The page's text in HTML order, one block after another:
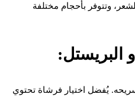
وتتوفر بأحجام مختلفة
يُفضل اختيار فرشاة تحتوي